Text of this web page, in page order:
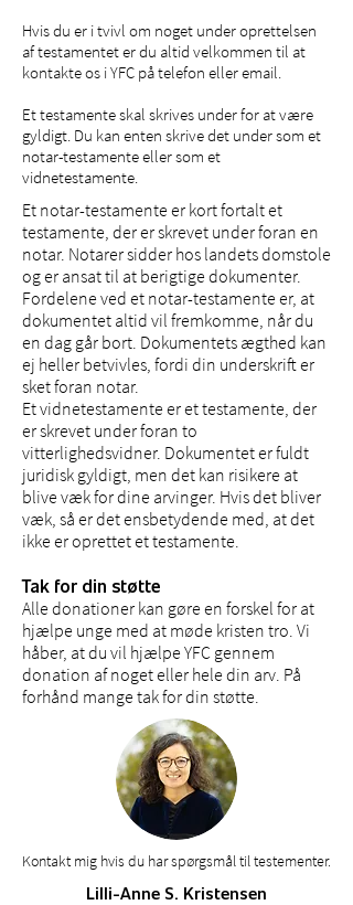
Hvis du er i tvivl om noget under oprettelsen
af testamentet er du altid velkommen til at
kontakte os i YFC på telefon eller email.
Et testamente skal skrives under for at være
gyldigt. Du kan enten skrive det under som et
notar-testamente eller som et
vidnetestamente.
Et notar-testamente er kort fortalt et
testamente, der er skrevet under foran en
notar. Notarer sidder hos landets domstole
og er ansat til at berigtige dokumenter.
Fordelene ved et notar-testamente er, at
dokumentet altid vil fremkomme, når du
en dag går bort. Dokumentets ægthed kan
ej heller betvivles, fordi din underskrift er
sket foran notar.
Et vidnetestamente er et testamente, der
er skrevet under foran to
vitterlighedsvidner. Dokumentet er fuldt
juridisk gyldigt, men det kan risikere at
blive væk for dine arvinger. Hvis det bliver
væk, så er det ensbetydende med, at det
ikke er oprettet et testamente.
Tak for din støtte
Alle donationer kan gøre en forskel for at
hjælpe unge med at møde kristen tro. Vi
håber, at du vil hjælpe YFC gennem
donation af noget eller hele din arv. På
forhånd mange tak for din støtte.
Kontakt mig hvis du har spørgsmål til testementer.
Lilli-Anne S. Kristensen